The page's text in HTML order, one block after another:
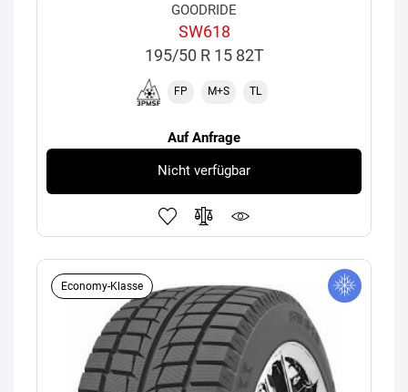
GOODRIDE
SW618
195/50 R 15 82T
FP M+S TL
Auf Anfrage
Nicht verfügbar
Economy-Klasse